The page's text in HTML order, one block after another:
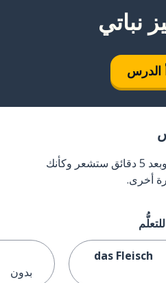
نباتي
الدرس
انغمس في هذا الدرس الآن وبعد 5 دقائق ستشعر وكأنك
أخرى.
das Fleisch
بدون